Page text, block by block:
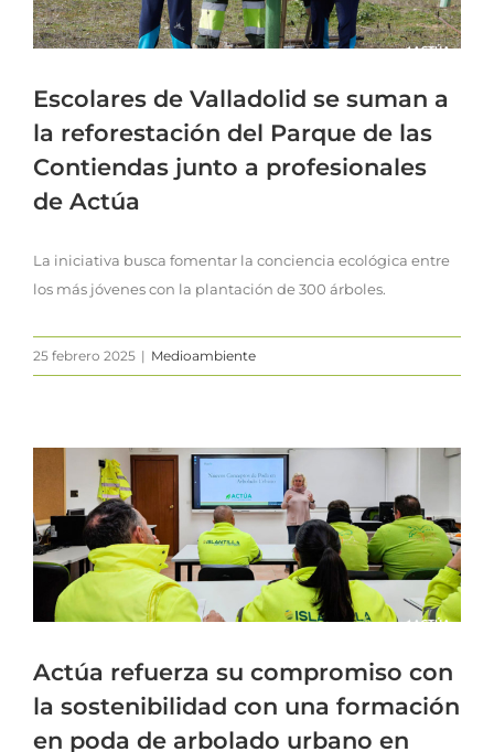
Escolares de Valladolid se suman a
la reforestación del Parque de las
Contiendas junto a profesionales
de Actúa
La iniciativa busca fomentar la conciencia ecológica entre
los más jóvenes con la plantación de 300 árboles.
25 febrero 2025 | Medioambiente
Actúa refuerza su compromiso con
la sostenibilidad con una formación
en poda de arbolado urbano en